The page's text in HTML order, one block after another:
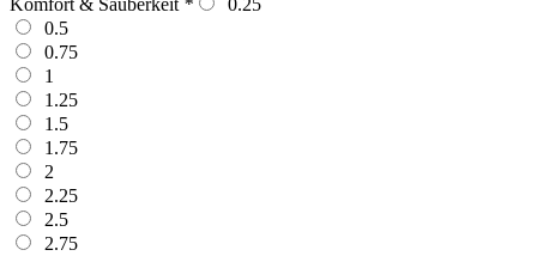
Komfort & Sauberkeit *
0.25
0.5
0.75
1
1.25
1.5
1.75
2
2.25
2.5
2.75